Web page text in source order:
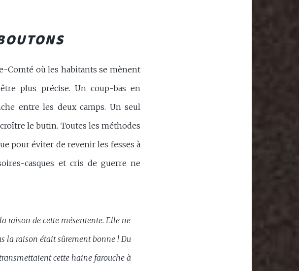
Comté où les habitants se mènent
plus précise. Un coup-bas en
entre les deux camps. Un seul
le butin. Toutes les méthodes
pour éviter de revenir les fesses à
casques et cris de guerre ne
raison de cette mésentente. Elle ne
la raison était sûrement bonne ! Du
cette haine farouche à